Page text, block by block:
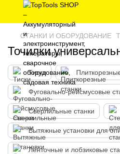
СТАНКИ И ОБОРУДОВАНИЕ
Точилки
Тиски
Фуговально-рейсмусовые
Сверлильные станки
Вытяжные установки для
Ленточные и лобзиковые